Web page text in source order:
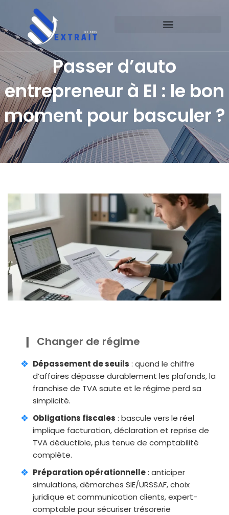
Passer d’auto
entrepreneur à EI : le bon
moment pour basculer ?
Changer de régime
Dépassement de seuils : quand le chiffre
d’affaires dépasse durablement les plafonds, la
franchise de TVA saute et le régime perd sa
simplicité.
Obligations fiscales : bascule vers le réel
implique facturation, déclaration et reprise de
TVA déductible, plus tenue de comptabilité
complète.
Préparation opérationnelle: anticiper
simulations, démarches SIE/URSSAF, choix
juridique et communication clients, expert-
comptable pour sécuriser trésorerie